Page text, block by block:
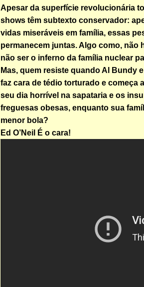
Apesar da superfície revolucionária
shows têm subtexto conservador:
vidas miseráveis em família, essas
permanecem juntas. Algo como, não
não ser o inferno da família nuclear
Mas, quem resiste quando Al Bundy
faz cara de tédio torturado e começa
seu dia horrível na sapataria e os
freguesas obesas, enquanto sua
menor bola?
Ed O’Neil É o cara!